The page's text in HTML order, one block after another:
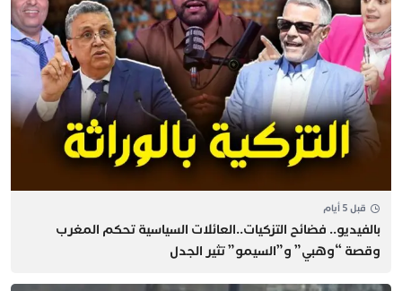
قبل 5 أيام
بالفيديو.. فضائح التزكيات..العائلات السياسية تحكم المغرب
وقصة “وهبي” و”السيمو” تثير الجدل